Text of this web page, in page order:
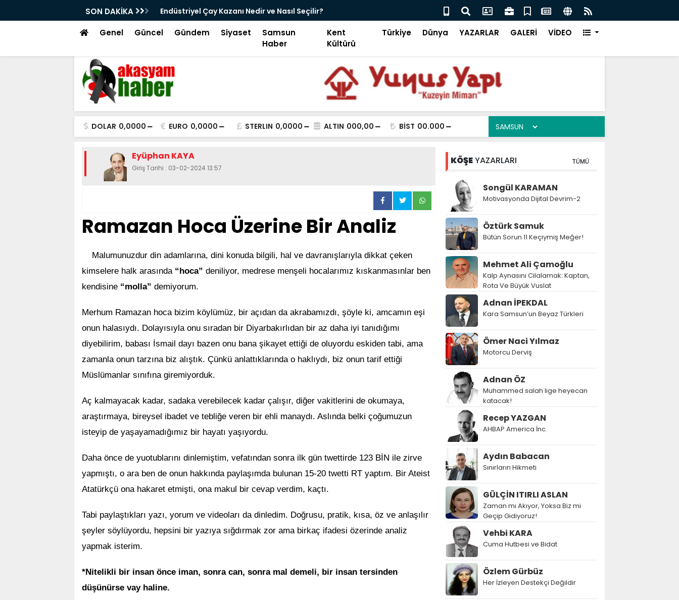
SON DAKİKA
Otomotiv Yan Sanayi İçin Lastik Tamburlu Kumlama Makinesi
Çözümleri
Küçük Banyolar Nasıl Düzenlenir? Decorelax Banyo Düzenleyiciler
Neler?
Genel Güncel Gündem Siyaset
Samsun
Haber
Kent
Kültürü
Türkiye Dünya YAZARLAR GALERİ VİDEO
DOLAR 0,0000 EURO 0,0000 STERLIN 0,0000 ALTIN 000,00 BİST 00.000
Eyüphan KAYA
Giriş Tarihi : 03-02-2024 13:57
Ramazan Hoca Üzerine Bir Analiz
Malumunuzdur din adamlarına, dini konuda bilgili, hal ve davranışlarıyla dikkat çeken
kimselere halk arasında “hoca” deniliyor, medrese menşeli hocalarımız kıskanmasınlar ben
kendisine “molla” demiyorum.
Merhum Ramazan hoca bizim köylümüz, bir açıdan da akrabamızdı, şöyle ki, amcamın eşi
onun halasıydı. Dolayısıyla onu sıradan bir Diyarbakırlıdan bir az daha iyi tanıdığımı
diyebilirim, babası İsmail dayı bazen onu bana şikayet ettiği de oluyordu eskiden tabi, ama
zamanla onun tarzına biz alıştık. Çünkü anlattıklarında o haklıydı, biz onun tarif ettiği
Müslümanlar sınıfına giremiyorduk.
Aç kalmayacak kadar, sadaka verebilecek kadar çalışır, diğer vakitlerini de okumaya,
araştırmaya, bireysel ibadet ve tebliğe veren bir ehli manaydı. Aslında belki çoğumuzun
isteyip de yaşayamadığımız bir hayatı yaşıyordu.
Daha önce de yuotublarını dinlemiştim, vefatından sonra ilk gün twettirde 123 BİN ile zirve
yapmıştı, o ara ben de onun hakkında paylaşımda bulunan 15-20 twetti RT yaptım. Bir Ateist
Atatürkçü ona hakaret etmişti, ona makul bir cevap verdim, kaçtı.
Tabi paylaştıkları yazı, yorum ve videoları da dinledim. Doğrusu, pratik, kısa, öz ve anlaşılır
şeyler söylüyordu, hepsini bir yazıya sığdırmak zor ama birkaç ifadesi özerinde analiz
yapmak isterim.
*Nitelikli bir insan önce iman, sonra can, sonra mal demeli, bir insan tersinden
düşünürse vay haline.
KÖŞEYAZARLARI TÜMÜ
Songül KARAMAN
Motivasyonda Dijital Devrim-2
Öztürk Samuk
Bütün Sorun 11 Keçiymiş Meğer!
Mehmet Ali Çamoğlu
Kalp Aynasını Cilalamak: Kaptan,
Rota Ve Büyük Vuslat
Adnan İPEKDAL
Kara Samsun’un Beyaz Türkleri
Ömer Naci Yılmaz
Motorcu Derviş
Adnan ÖZ
Muhammed salah lige heyecan
katacak!
Recep YAZGAN
AHBAP America İnc.
Aydın Babacan
Sınırların Hikmeti
GÜLÇİN ITIRLI ASLAN
Zaman mı Akıyor, Yoksa Biz mi
Geçip Gidiyoruz!
Vehbi KARA
Cuma Hutbesi ve Bidat
Özlem Gürbüz
Her İzleyen Destekçi Değildir